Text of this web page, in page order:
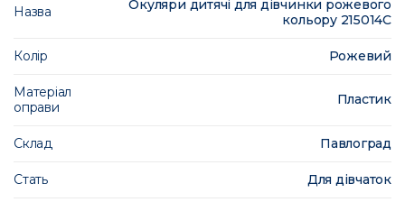
Назва
Окуляри дитячі для дівчинки рожевого
кольору 215014C
Колір Рожевий
Матеріал
оправи
Пластик
Склад Павлоград
Стать Для дівчаток